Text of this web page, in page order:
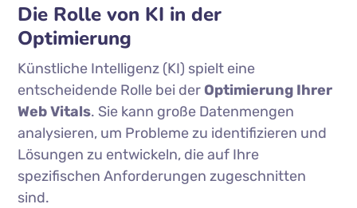
Die Rolle von KI in der
Optimierung
Künstliche Intelligenz (KI) spielt eine
entscheidende Rolle bei der Optimierung Ihrer
Web Vitals. Sie kann große Datenmengen
analysieren, um Probleme zu identifizieren und
Lösungen zu entwickeln, die auf Ihre
spezifischen Anforderungen zugeschnitten
sind.